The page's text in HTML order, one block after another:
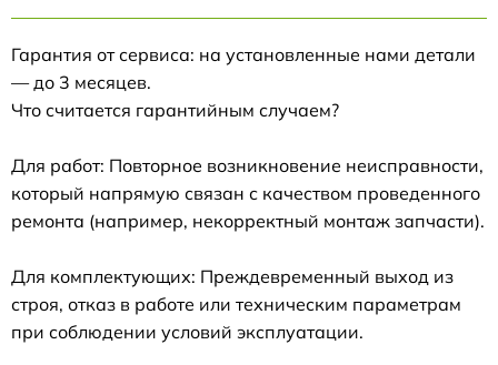
Гарантия от сервиса: на установленные нами детали
— до 3 месяцев.
Что считается гарантийным случаем?
Для работ: Повторное возникновение неисправности,
который напрямую связан с качеством проведенного
ремонта (например, некорректный монтаж запчасти).
Для комплектующих: Преждевременный выход из
строя, отказ в работе или техническим параметрам
при соблюдении условий эксплуатации.